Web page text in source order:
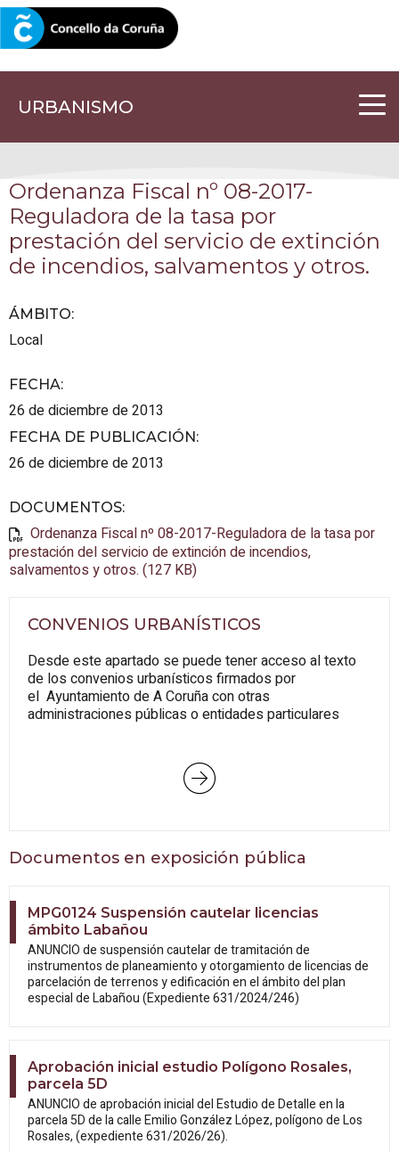
URBANISMO
CORUNA.GAL
Ordenanza Fiscal nº 08-2017-
Reguladora de la tasa por
prestación del servicio de extinción
de incendios, salvamentos y otros.
ÁMBITO:
Local
FECHA:
26 de diciembre de 2013
FECHA DE PUBLICACIÓN:
26 de diciembre de 2013
DOCUMENTOS:
Ordenanza Fiscal nº 08-2017-Reguladora de la tasa por
prestación del servicio de extinción de incendios,
salvamentos y otros. (127 KB)
CONVENIOS URBANÍSTICOS
Desde este apartado se puede tener acceso al texto
de los convenios urbanísticos firmados por
el Ayuntamiento de A Coruña con otras
administraciones públicas o entidades particulares
Documentos en exposición pública
MPG0124 Suspensión cautelar licencias
ámbito Labañou
ANUNCIO de suspensión cautelar de tramitación de
instrumentos de planeamiento y otorgamiento de licencias de
parcelación de terrenos y edificación en el ámbito del plan
especial de Labañou (Expediente 631/2024/246)
Aprobación inicial estudio Polígono Rosales,
parcela 5D
ANUNCIO de aprobación inicial del Estudiode Detalle en la
parcela 5D de la calle Emilio González López, polígono de Los
Rosales, (expediente 631/2026/26).